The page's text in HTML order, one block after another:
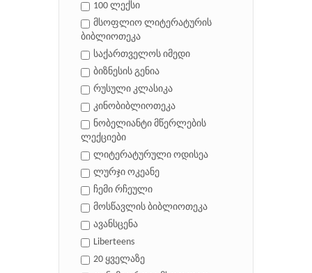
100 ლექსი
მსოფლიო ლიტერატურის
ბიბლიოთეკა
საქართველოს იმედი
ბიზნესის გენია
რუსული კლასიკა
კინობიბლიოთეკა
ნობელიანტი მწერლების
ლექციები
ლიტერატურული ოდისეა
ლურჯი ოკეანე
ჩემი რჩეული
მოსწავლის ბიბლიოთეკა
ავანსცენა
Liberteens
20 ყველაზე